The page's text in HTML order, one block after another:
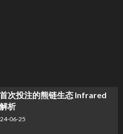
次投注的熊链生态 Infrared
析
06-25